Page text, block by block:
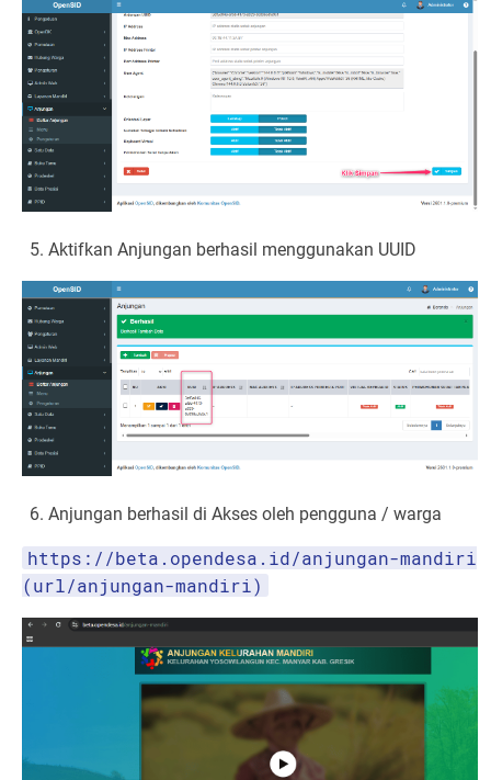
Aktifkan Anjungan berhasil menggunakan UUID
Anjungan berhasil di Akses oleh pengguna / warga
https://beta.opendesa.id/anjungan-mandiri
(url/anjungan-mandiri)